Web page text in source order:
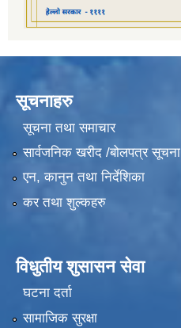
सूचनाहरु
सूचना तथा समाचार
सार्वजनिक खरीद /बोलपत्र सूचना
एन, कानुन तथा निर्देशिका
कर तथा शुल्कहरु
विधुतीय शुसासन सेवा
घटना दर्ता
सामाजिक सुरक्षा